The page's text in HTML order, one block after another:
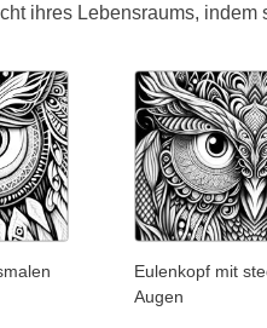
ihres Lebensraums,
Eulenkopf mit
Augen